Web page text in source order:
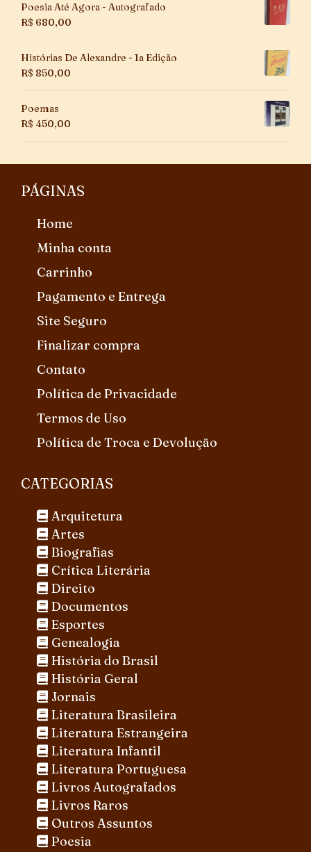
Poesia Até Agora - Autografado
R$ 680,00
Histórias De Alexandre - 1a Edição
R$ 850,00
Poemas
R$ 450,00
PÁGINAS
Home
Minha conta
Carrinho
Pagamento e Entrega
Site Seguro
Finalizar compra
Contato
Política de Privacidade
Termos de Uso
Política de Troca e Devolução
CATEGORIAS
Arquitetura
Artes
Biografias
Crítica Literária
Direito
Documentos
Esportes
Genealogia
História do Brasil
História Geral
Jornais
Literatura Brasileira
Literatura Estrangeira
Literatura Infantil
Literatura Portuguesa
Livros Autografados
Livros Raros
Outros Assuntos
Poesia